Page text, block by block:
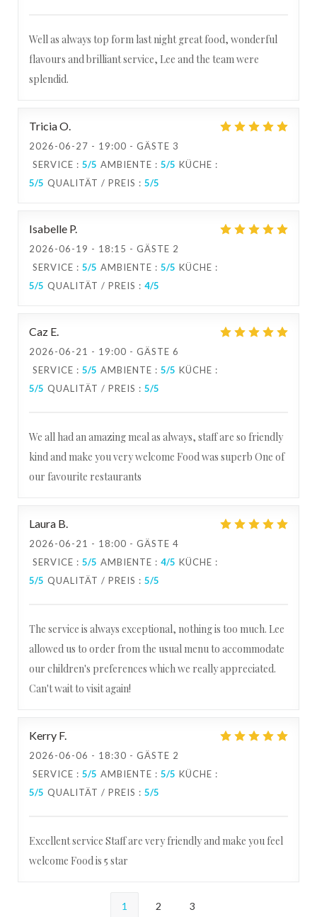
Well as always top form last night great food, wonderful
flavours and brilliant service, Lee and the team were
splendid.
TriciaO
2026-06-27 - 19:00 - GÄSTE 3
SERVICE : 5/5 AMBIENTE : 5/5 KÜCHE :
5/5 QUALITÄT / PREIS : 5/5
Isabelle P
2026-06-19 - 18:15 - GÄSTE 2
SERVICE : 5/5 AMBIENTE : 5/5 KÜCHE :
5/5 QUALITÄT / PREIS : 4/5
Caz E
2026-06-21 - 19:00 - GÄSTE 6
SERVICE : 5/5 AMBIENTE : 5/5 KÜCHE :
5/5 QUALITÄT / PREIS : 5/5
We all had an amazing meal as always, staff are so friendly
kind and make you very welcome Food was superb One of
our favourite restaurants
Laura B
2026-06-21 - 18:00 - GÄSTE 4
SERVICE : 5/5 AMBIENTE : 4/5 KÜCHE :
5/5 QUALITÄT / PREIS : 5/5
The service is always exceptional, nothing is too much. Lee
allowed us to order from the usual menu to accommodate
our children's preferences which we really appreciated.
Can't wait to visit again!
Kerry F
2026-06-06 - 18:30 - GÄSTE 2
SERVICE : 5/5 AMBIENTE : 5/5 KÜCHE :
5/5 QUALITÄT / PREIS : 5/5
Excellent service Staff are very friendly and make you feel
welcome Food is 5 star
1 2 3